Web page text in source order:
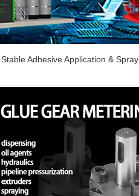
Adhesive Application &